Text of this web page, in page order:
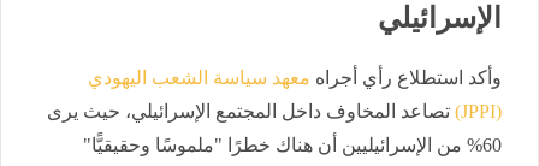
الإسرائيلي
وأكد استطلاع رأي أجراه معهد سياسة الشعب اليهودي
(JPPI)
تصاعد المخاوف داخل المجتمع الإسرائيلي، حيث يرى
60% من الإسرائيليين أن هناك خطرًا "ملموسًا وحقيقيًّا"